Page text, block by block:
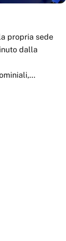
propria sede
dalla
aziende
e ginnastica